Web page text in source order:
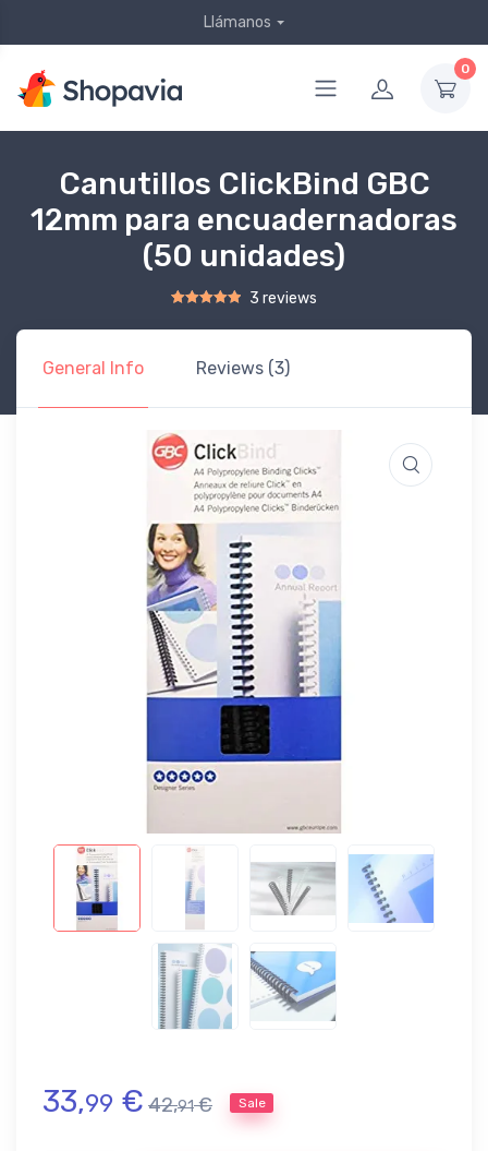
Llámanos
0
Canutillos ClickBind GBC
12mm para encuadernadoras
(50 unidades)
Rated5.00out of 5 based on
2 customer ratings
3 reviews
General Info Reviews (3)
33,99 € 42,91 € Sale